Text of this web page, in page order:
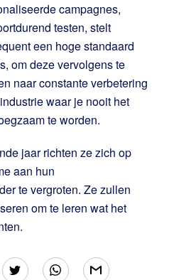
campagnes,
testen, stelt
een hoge standaard
om deze vervolgens te
naar constante verbetering
waar je nooit het
te worden.
jaar richten ze zich op
aan hun
te vergroten. Ze zullen
om te leren wat het